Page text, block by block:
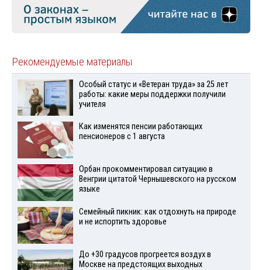
Рекомендуемые материалы
Особый статус и «Ветеран труда» за 25 лет
работы: какие меры поддержки получили
учителя
Как изменятся пенсии работающих
пенсионеров с 1 августа
Орбан прокомментировал ситуацию в
Венгрии цитатой Чернышевского на русском
языке
Семейный пикник: как отдохнуть на природе
и не испортить здоровье
До +30 градусов прогреется воздух в
Москве на предстоящих выходных